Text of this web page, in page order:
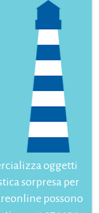
oggetti
sorpresa per
possono